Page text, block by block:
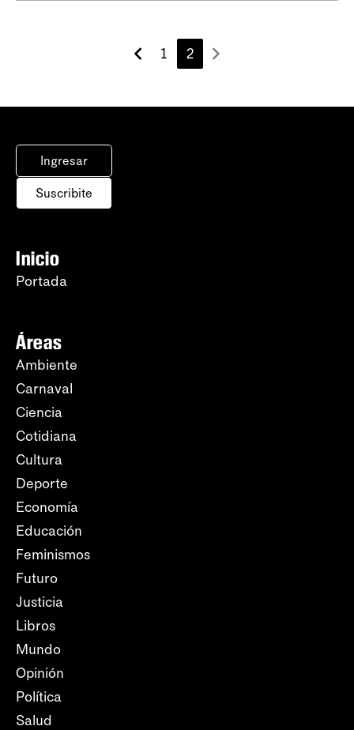
1 2
Ingresar
Suscribite
Inicio
Portada
Áreas
Ambiente
Carnaval
Ciencia
Cotidiana
Cultura
Deporte
Economía
Educación
Feminismos
Futuro
Justicia
Libros
Mundo
Opinión
Política
Salud